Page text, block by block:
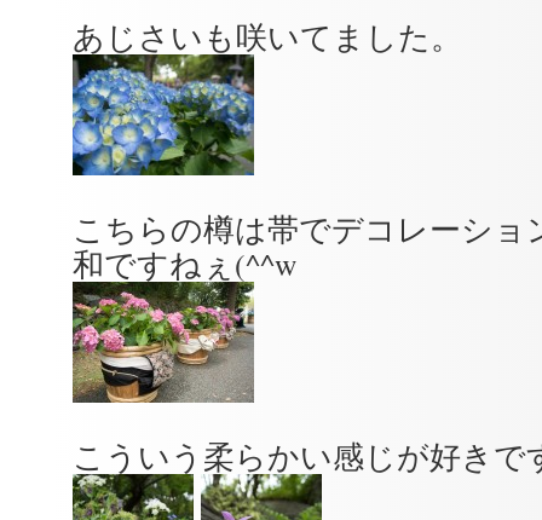
あじさいも咲いてました。
こちらの樽は帯でデコレーショ
和ですねぇ(^^w
こういう柔らかい感じが好きで